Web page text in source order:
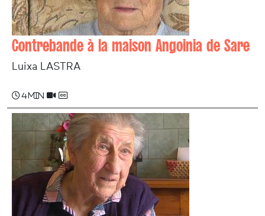
Contrebande à la maison Angoinia de Sare
Luixa LASTRA
4 min